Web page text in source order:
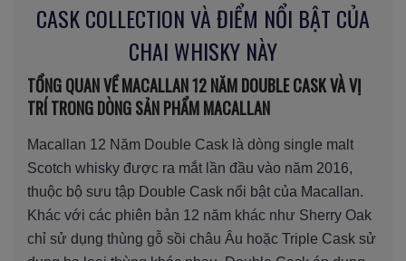
CASK COLLECTION VÀ ĐIỂM NỔI BẬT CỦA
CHAI WHISKY NÀY
TỔNG QUAN VỀ MACALLAN 12 NĂM DOUBLE CASK VÀ VỊ
TRÍ TRONG DÒNG SẢN PHẨM MACALLAN
Macallan 12 Năm Double Cask là dòng single malt
Scotch whisky được ra mắt lần đầu vào năm 2016,
thuộc bộ sưu tập Double Cask nổi bật của Macallan.
Khác với các phiên bản 12 năm khác như Sherry Oak
chỉ sử dụng thùng gỗ sồi châu Âu hoặc Triple Cask sử